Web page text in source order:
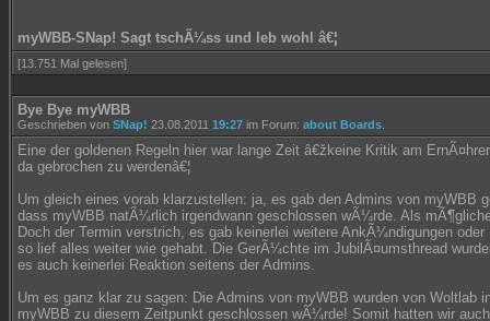
myWBB-SNap! Sagt tschÃ¼ss und leb wohl â€¦
[13.751 Mal gelesen]
Bye Bye myWBB
Geschrieben von SNap! 23.08.2011 19:27 im Forum: about Boards
Eine der goldenen Regeln hier war lange Zeit â€žkeine Kritik am
da gebrochen zu werdenâ€¦
Um gleich eines vorab klarzustellen: ja, es gab den Admins von myWBB
dass myWBB natÃ¼rlich irgendwann geschlossen wÃ¼rde. Als
Doch der Termin verstrich, es gab keinerlei weitere AnkÃ¼ndigungen
so lief alles weiter wie gehabt. Die GerÃ¼chte im JubilÃ¤umsthread
es auch keinerlei Reaktion seitens der Admins.
Um es ganz klar zu sagen: Die Admins von myWBB wurden von Woltlab
myWBB zu diesem Zeitpunkt geschlossen wÃ¼rde! Somit hatten wir